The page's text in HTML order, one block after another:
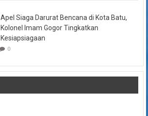
Apel Siaga Darurat Bencana di Kota Batu,
Kolonel Imam Gogor Tingkatkan
Kesiapsiagaan
0